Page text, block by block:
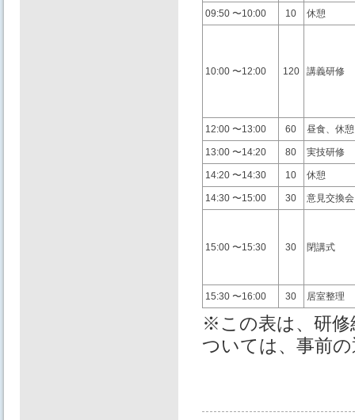
09:50 〜10:00 10 休憩
10:00 〜12:00 120 講義研修
12:00 〜13:00 60 昼⾷、休憩
13:00 〜14:20 80 実技研修
14:20 〜14:30 10 休憩
14:30 〜15:00 30 意⾒交換会
15:00 〜15:30 30 閉講式
15:30 〜16:00 30 居室整理
※この表は、研修
ついては、事前